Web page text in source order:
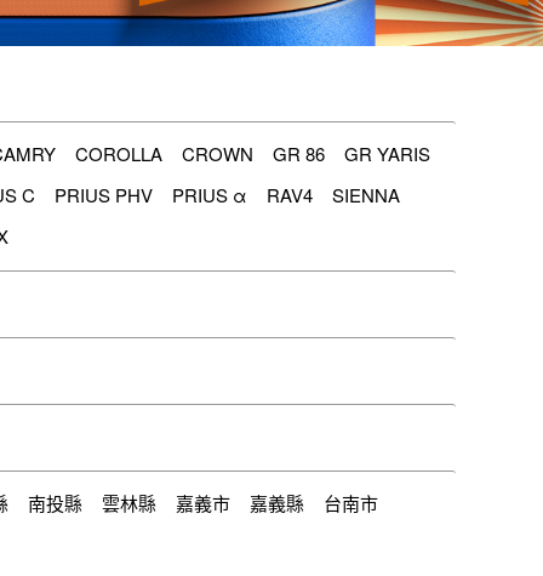
COROLLA CROWN GR 86
GR YARIS
C
PRIUS PHV PRIUS α RAV4
SIENNA
南投縣 雲林縣 嘉義市 嘉義縣 台南市